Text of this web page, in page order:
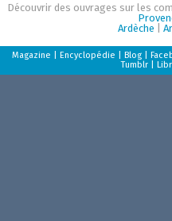
Découvrir des ouvrages sur les
Ardèche |
Magazine |Encyclopédie |Blog |
Tumblr |